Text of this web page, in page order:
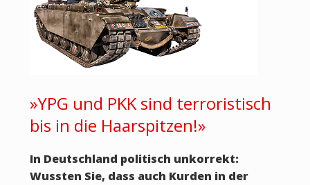
»YPG und PKK sind terroristisch
bis in die Haarspitzen!»
In Deutschland politisch unkorrekt:
Wussten Sie, dass auch Kurden in der